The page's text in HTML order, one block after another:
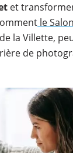
et
le
la Villette,
de